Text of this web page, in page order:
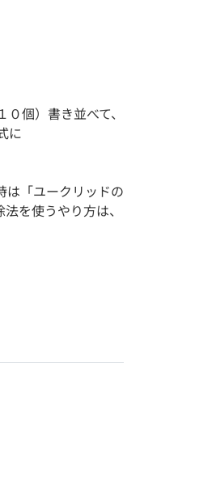
個）書き並べて、
に
は「ユークリッドの
を使うやり方は、